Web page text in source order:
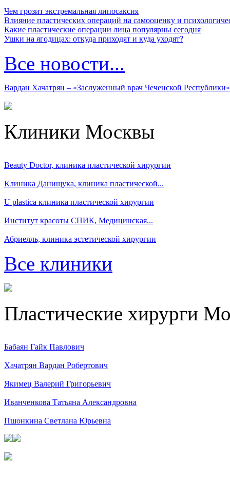
Чем грозит экстремальная липосаксия
Влияние пластических операций на самооценку и
Какие пластические операции лица популярны сегодня
Ушки на ягодицах: откуда приходят и куда уходят?
Все новости...
Вардан Хачатрян – «Заслуженный врач Чеченской Республики»
Клиники Москвы
Beauty Doctor, клиника пластической хирургии
Клиника Данищука, клиника пластической...
U plastica клиника пластической хирургии
Институт красоты СПИК, Медицинская...
Абриелль, клиника эстетической хирургии
Все клиники
Пластические хирурги
Бабаян Гайк Павлович
Хачатрян Вардан Робертович
Якимец Валерий Григорьевич
Иванченкова Татьяна Александровна
Пшонкина Светлана Юрьевна